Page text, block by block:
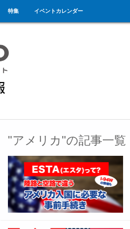
特集 イベントカレンダー
"アメリカ"の記事一覧